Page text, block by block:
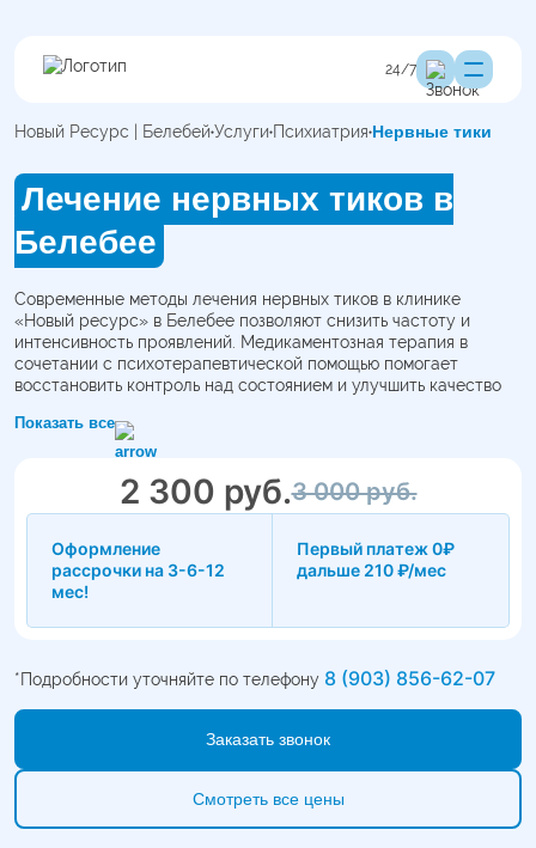
24/7
Новый Ресурс | Белебей Услуги Психиатрия Нервные тики
Лечение нервных тиков в
Белебее
Современные методы лечения нервных тиков в клинике
«Новый ресурс» в Белебее позволяют снизить частоту и
интенсивность проявлений. Медикаментозная терапия в
сочетании с психотерапевтической помощью помогает
восстановить контроль над состоянием и улучшить качество
Показать все
3 000 руб.
2 300 руб.
Оформление
рассрочки на 3-6-12
мес!
Первый платеж 0₽
дальше 210 ₽/мес
*Подробности уточняйте по телефону 8 (903) 856-62-07
Заказать звонок
Смотреть все цены